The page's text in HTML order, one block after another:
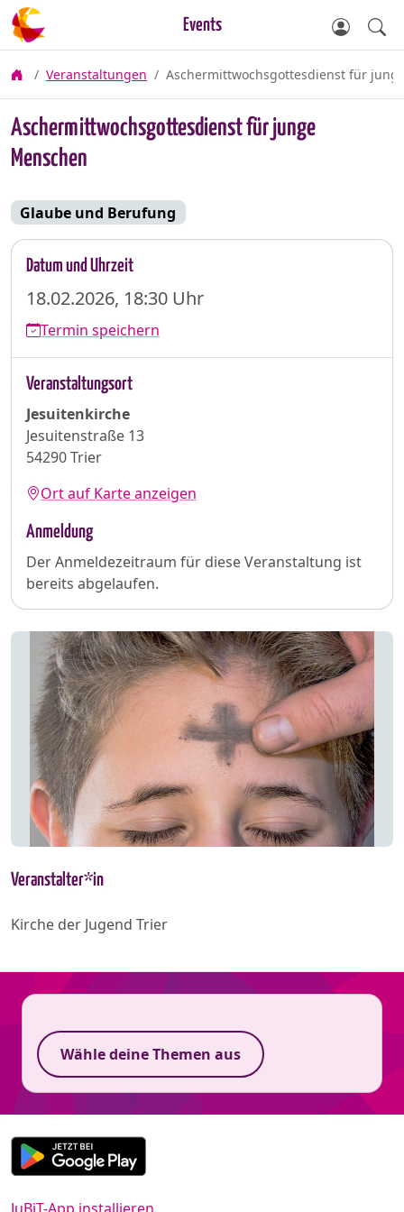
Events
Veranstaltungen Aschermittwochsgottesdienst für
Aschermittwochsgottesdienst für junge
Menschen
Glaube und Berufung
Datum und Uhrzeit
18.02.2026, 18:30 Uhr
Termin speichern
Veranstaltungsort
Jesuitenkirche
Jesuitenstraße 13
54290 Trier
Ort auf Karte anzeigen
Anmeldung
Der Anmeldezeitraum für diese Veranstaltung ist
bereits abgelaufen.
Veranstalter*in
Kirche der Jugend Trier
Wähle deine Themen aus